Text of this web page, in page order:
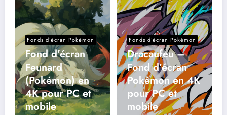
Fonds d’écran Pokémon
Fond d’écran
Feunard
(Pokémon) en
4K pour PC et
mobile
Fonds d’écran Pokémon
Dracaufeu –
Fond d’écran
Pokémon en 4K
pour PC et
mobile